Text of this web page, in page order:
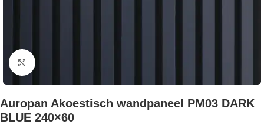
Klik om te vergroten
Auropan Akoestisch wandpaneel PM03 DARK
BLUE 240×60